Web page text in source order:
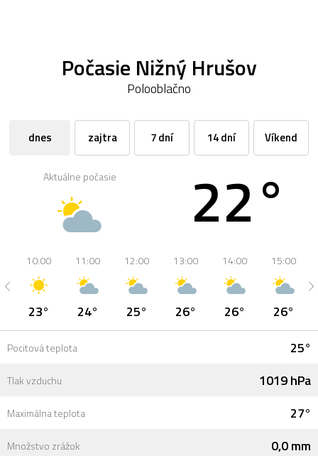
Počasie Nižný Hrušov
Polooblačno
dnes zajtra 7 dní 14 dní Víkend
Aktuálne počasie 22°
10:00
23°
11:00
24°
12:00
25°
13:00
26°
14:00
26°
15:00
26°
Pocitová teplota 25°
Tlak vzduchu 1019 hPa
Maximálna teplota 27°
Množstvo zrážok 0,0 mm